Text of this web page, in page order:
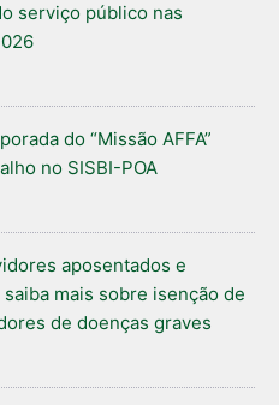
serviço público nas
do “Missão AFFA”
no SISBI-POA
aposentados e
mais sobre isenção de
de doenças graves